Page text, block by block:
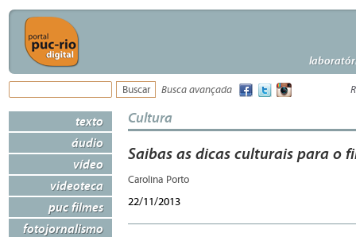
Busca avançada
texto
áudio
vídeo
videoteca
puc filmes
fotojornalismo
Cultura
Saibas as dicas culturais para o
Carolina Porto
22/11/2013